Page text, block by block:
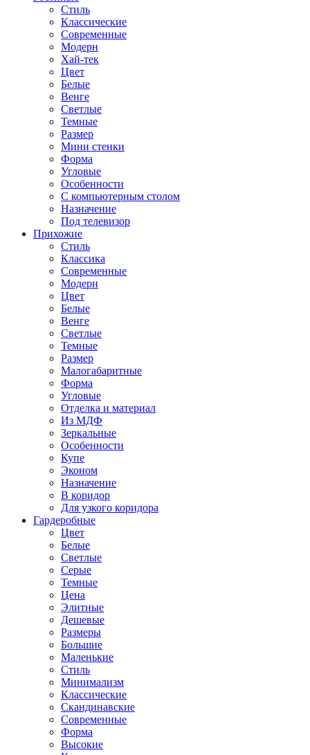
Стиль
Классические
Современные
Модерн
Хай-тек
Цвет
Белые
Венге
Светлые
Темные
Размер
Мини стенки
Форма
Угловые
Особенности
С компьютерным столом
Назначение
Под телевизор
Прихожие
Стиль
Классика
Современные
Модерн
Цвет
Белые
Венге
Светлые
Темные
Размер
Малогабаритные
Форма
Угловые
Отделка и материал
Из МДФ
Зеркальные
Особенности
Купе
Эконом
Назначение
В коридор
Для узкого коридора
Гардеробные
Цвет
Белые
Светлые
Серые
Темные
Цена
Элитные
Дешевые
Размеры
Большие
Маленькие
Стиль
Минимализм
Классические
Скандинавские
Современные
Форма
Высокие